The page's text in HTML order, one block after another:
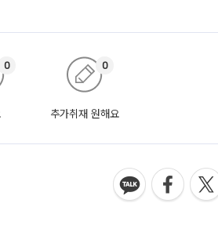
0
추가취재 원해요
0